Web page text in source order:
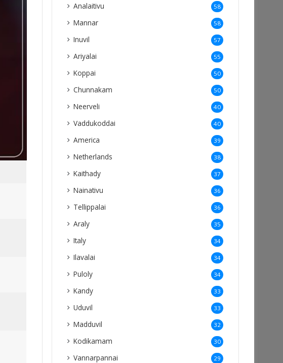
Analaitivu 58
Mannar 58
Inuvil 57
Ariyalai 55
Koppai 50
Chunnakam 50
Neerveli 40
Vaddukoddai 40
America 39
Netherlands 38
Kaithady 37
Nainativu 36
Tellippalai 36
Araly 35
Italy 34
Ilavalai 34
Puloly 34
Kandy 33
Uduvil 33
Madduvil 32
Kodikamam 30
Vannarpannai 29